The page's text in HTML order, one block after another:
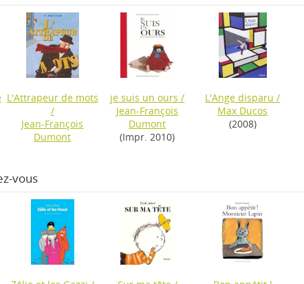
L'Attrapeur de mots
/
Jean-François
Dumont
je suis un ours /
Jean-François
Dumont
(Impr. 2010)
L'Ange disparu /
Max Ducos
(2008)
vous